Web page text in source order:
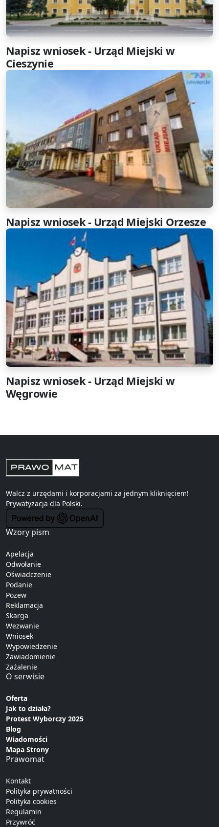
Napisz wniosek - Urząd Miejski w
Cieszynie
Napisz wniosek - Urząd Miejski Orzesze
Napisz wniosek - Urząd Miejski w
Węgrowie
Walcz z urzędami i korporacjami za jednym kliknięciem!
Prywatyzacja dla Polski.
Wzory pism
Apelacja
Odwołanie
Oświadczenie
Podanie
Pozew
Reklamacja
Skarga
Wezwanie
Wniosek
Wypowiedzenie
Zawiadomienie
Zażalenie
O serwisie
Oferta
Jak to działa?
Protest Wyborczy 2025
Blog
Wiadomości
Mapa Strony
Prawomat
Kontakt
Polityka prywatności
Polityka cookies
Regulamin
Przywróć